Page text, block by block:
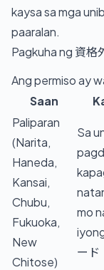
kaysa sa mga
paaralan.
Pagkuha ng 資格
Ang permiso ay
Saan
Paliparan
(Narita,
Haneda,
Kansai,
Chubu,
Fukuoka,
New
Chitose)
Sa
mo
ード